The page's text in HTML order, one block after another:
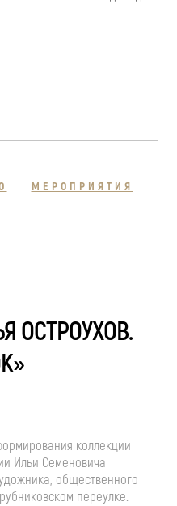
МЕРОПРИЯТИЯ
ОСТРОУХОВ.
коллекции
Ильи Семеновича
общественного
переулке.